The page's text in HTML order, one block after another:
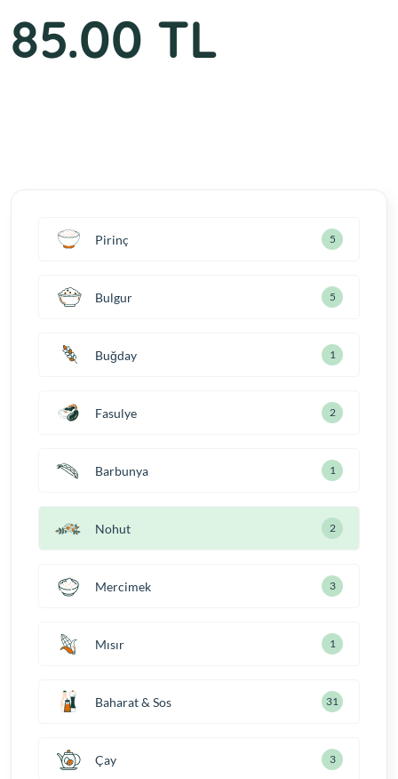
85.00 TL
Pirinç 5
Bulgur 5
Buğday 1
Fasulye 2
Barbunya 1
Nohut 2
Mercimek 3
Mısır 1
Baharat & Sos 31
Çay 3